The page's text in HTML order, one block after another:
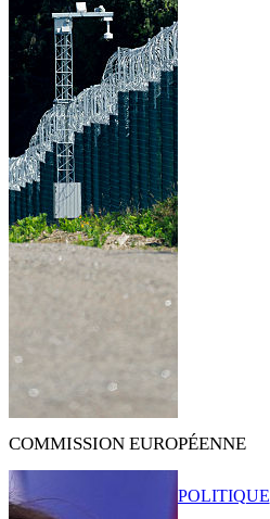
COMMISSION EUROPÉENNE
POLITIQUE